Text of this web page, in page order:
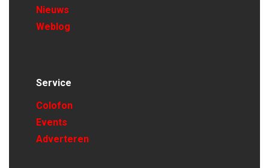
Nieuws
Weblog
Service
Colofon
Events
Adverteren